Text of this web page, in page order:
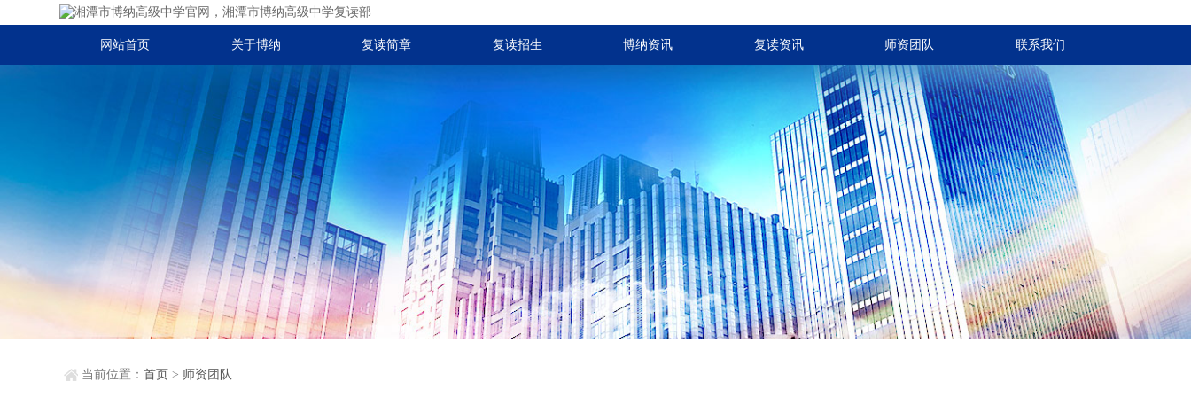
网站首页 关于博纳 复读简章 复读招生 博纳资讯 复读资讯 师资团队 联系我们
当前位置：首页 > 师资团队